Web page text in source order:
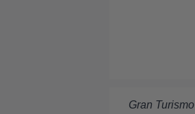
Gran Turismo